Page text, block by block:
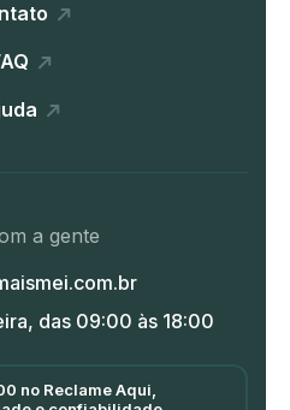
a gente
das 09:00 às 18:00
no Reclame Aqui,